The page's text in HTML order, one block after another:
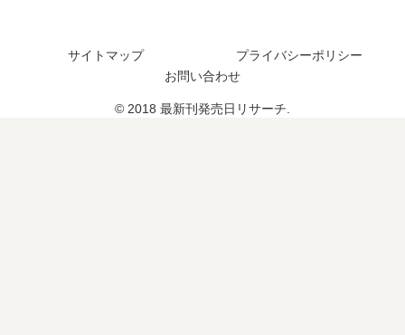
し
？
サイトマップ
プライバシーポリシー
お問い合わせ
© 2018 最新刊発売日リサーチ.